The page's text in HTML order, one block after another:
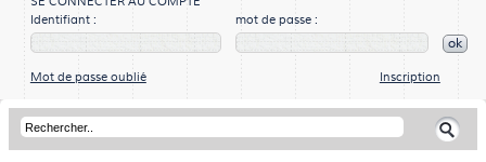
Identifiant :
mot de passe :
ok
Mot de passe oublié Inscription